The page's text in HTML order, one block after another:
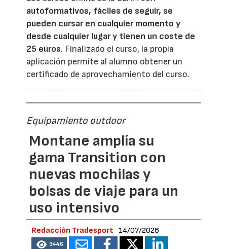
autoformativos, fáciles de seguir, se
pueden cursar en cualquier momento y
desde cualquier lugar y tienen un coste de
25 euros. Finalizado el curso, la propia
aplicación permite al alumno obtener un
certificado de aprovechamiento del curso.
Equipamiento outdoor
Montane amplía su
gama Transition con
nuevas mochilas y
bolsas de viaje para un
uso intensivo
Redacción Tradesport 14/07/2026
3446